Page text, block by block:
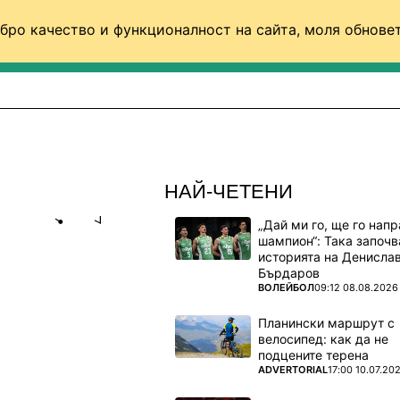
качество и функционалност на сайта, моля
НАЙ-ЧЕТЕНИ
„Дай ми го, ще го
шампион“: Така
историята на Денислав
Бърдаров
ПОВЕЧЕ ОТ
ВОЛЕЙБОЛ09:12 08.08.2026
Планински маршрут с
велосипед: как да не
подцените терена
ПОВЕЧЕ ОТ
ADVERTORIAL17:00